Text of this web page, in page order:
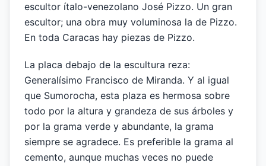
escultor ítalo-venezolano José Pizzo. Un gran
escultor; una obra muy voluminosa la de Pizzo.
En toda Caracas hay piezas de Pizzo.
La placa debajo de la escultura reza:
Generalísimo Francisco de Miranda. Y al igual
que Sumorocha, esta plaza es hermosa sobre
todo por la altura y grandeza de sus árboles y
por la grama verde y abundante, la grama
siempre se agradece. Es preferible la grama al
cemento, aunque muchas veces no puede